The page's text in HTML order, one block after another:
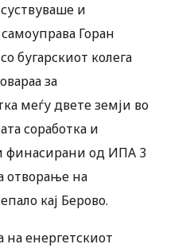
и
Горан
бугарскиот колега
за
меѓу двете земји во
соработка и
финасирани од ИПА 3
отворање на
кај Берово.
на енергетскиот